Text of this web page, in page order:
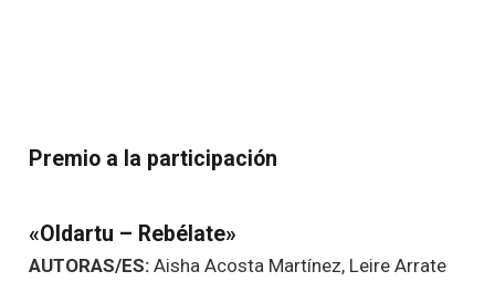
Premio a la participación
«Oldartu – Rebélate»
AUTORAS/ES:Aisha Acosta Martínez, Leire Arrate